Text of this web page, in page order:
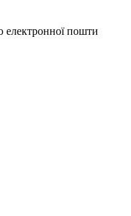
електронної пошти